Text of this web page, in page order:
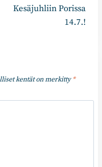
Kesäjuhliin Porissa
14.7.!
kentät on merkitty*